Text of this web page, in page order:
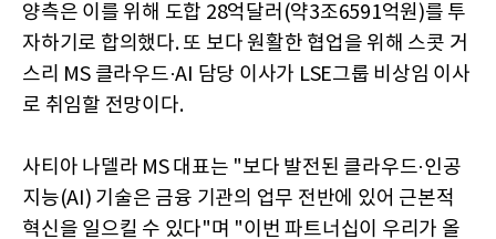
양측은 이를 위해 도합 28억달러(약3조6591억원)를 투
자하기로 합의했다. 또 보다 원활한 협업을 위해 스콧 거
스리 MS 클라우드·AI 담당 이사가 LSE그룹 비상임 이사
로 취임할 전망이다.
사티아 나델라 MS 대표는 "보다 발전된 클라우드·인공
지능(AI) 기술은 금융 기관의 업무 전반에 있어 근본적
혁신을 일으킬 수 있다"며 "이번 파트너십이 우리가 올